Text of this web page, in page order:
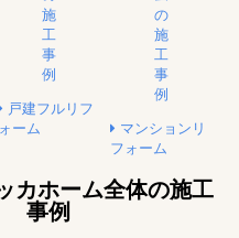
戸建フルリフ
ォーム
マンションリ
フォーム
カホーム全体の施工
事例